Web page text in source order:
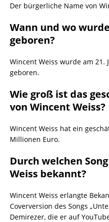
Der bürgerliche Name von
Wann und wo
geboren?
Wincent Weiss wurde am 21.
geboren.
Wie groß ist das
von Wincent Weiss?
Wincent Weiss hat ein
Millionen Euro.
Durch welchen
Weiss bekannt?
Wincent Weiss erlangte
Coverversion des Songs
Demirezer, die er auf